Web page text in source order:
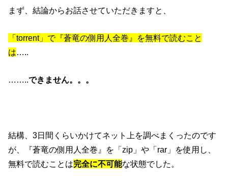
まず、結論からお話させていただきますと、
「torrent」で『蒼竜の側用人全巻』を無料で読むこと
は…..
……..できません。。。
結構、3日間くらいかけてネット上を調べまくったのです
が、『蒼竜の側用人全巻』を「zip」や「rar」を使用し、
無料で読むことは完全に不可能な状態でした。